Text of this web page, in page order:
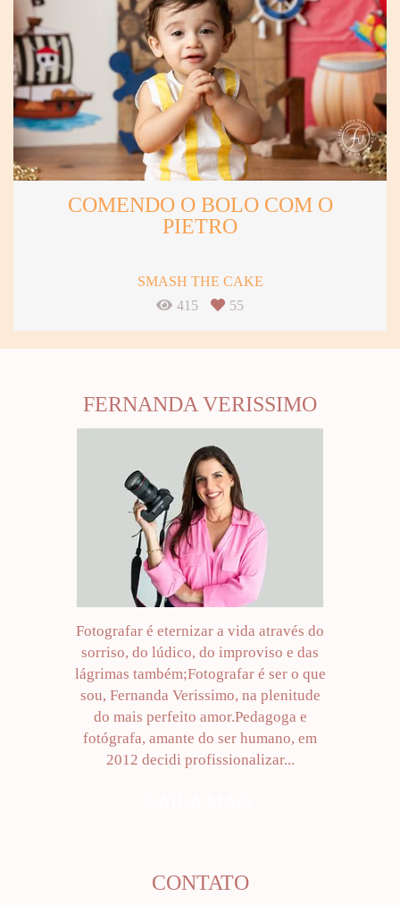
COMENDO O BOLO COM O
PIETRO
SMASH THE CAKE
415
55
FERNANDA VERISSIMO
Fotografar é eternizar a vida através do
sorriso, do lúdico, do improviso e das
lágrimas também;Fotografar é ser o que
sou, Fernanda Verissimo, na plenitude
do mais perfeito amor.Pedagoga e
fotógrafa, amante do ser humano, em
2012 decidi profissionalizar...
CONTATO